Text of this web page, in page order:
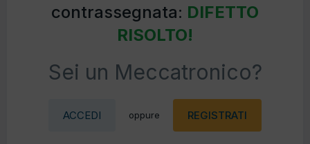
contrassegnata: DIFETTO
RISOLTO!
Sei un Meccatronico?
ACCEDI oppure REGISTRATI